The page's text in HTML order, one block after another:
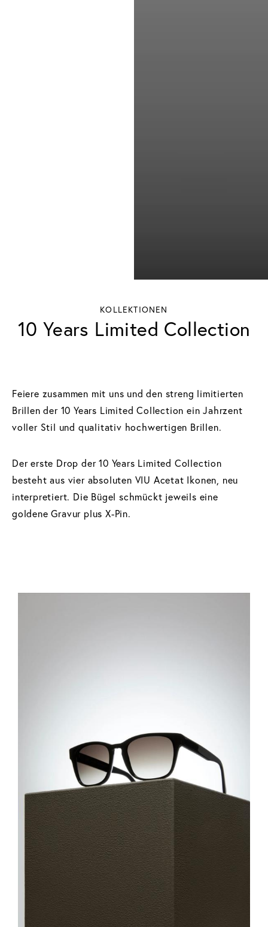
KOLLEKTIONEN
10 Years Limited Collection
Feiere zusammen mit uns und den streng limitierten
Brillen der 10 Years Limited Collection ein Jahrzent
voller Stil und qualitativ hochwertigen Brillen.
Der erste Drop der 10 Years Limited Collection
besteht aus vier absoluten VIU Acetat Ikonen, neu
interpretiert. Die Bügel schmückt jeweils eine
goldene Gravur plus X-Pin.